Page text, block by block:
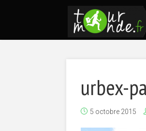
urbex-
5 octobre 2015